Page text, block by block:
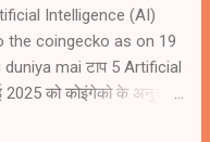
Intelligence (AI)
the coingecko as on 19
mai टाप 5 Artificial
को कोइंगेको के अनुसार